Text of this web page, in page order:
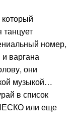
танцует
номер,
и варгана
они
музыкой…
в список
или еще